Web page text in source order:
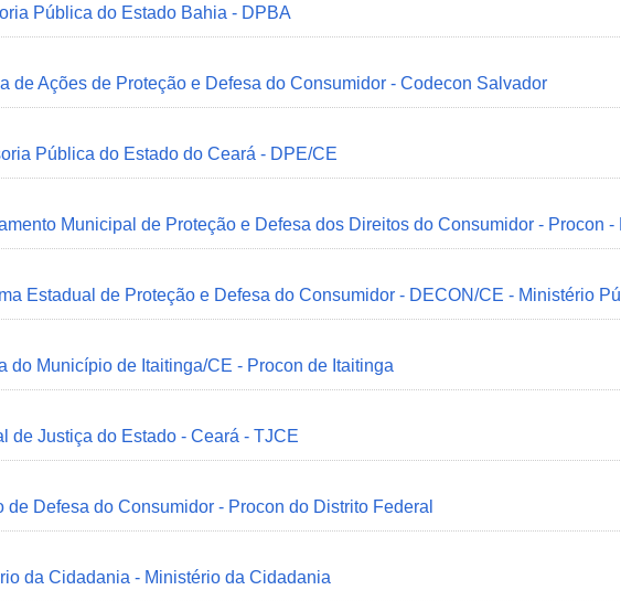
Pública do Estado Bahia - DPBA
de Ações de Proteção e Defesa do Consumidor - Codecon Salvador
Pública do Estado do Ceará - DPE/CE
Municipal de Proteção e Defesa dos Direitos do Consumidor - Procon -
Estadual de Proteção e Defesa do Consumidor - DECON/CE - Ministério
do Município de Itaitinga/CE - Procon de Itaitinga
de Justiça do Estado - Ceará - TJCE
de Defesa do Consumidor - Procon do Distrito Federal
da Cidadania - Ministério da Cidadania